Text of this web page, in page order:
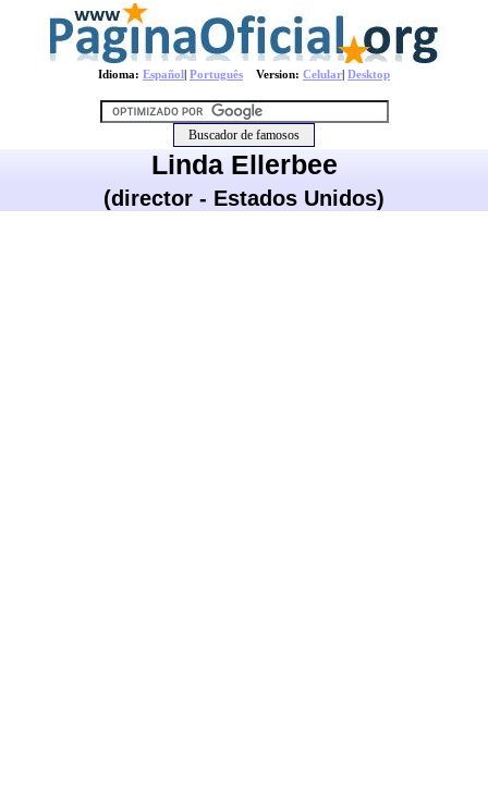
Idioma: Español| Português Version: Celular| Desktop
Linda Ellerbee
(director - Estados Unidos)